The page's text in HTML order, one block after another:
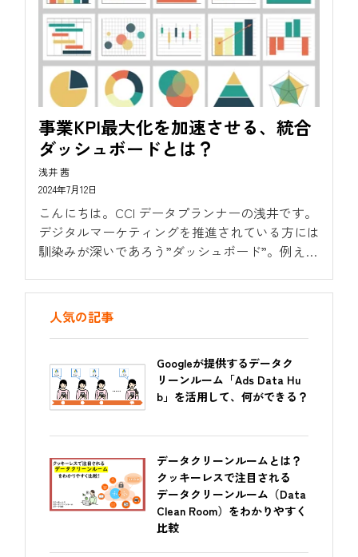
事業KPI最大化を加速させる、統合
ダッシュボードとは？
浅井 茜
2024年7月12日
こんにちは。CCI データプランナーの浅井です。
デジタルマーケティングを推進されている方には
馴染みが深いであろう”ダッシュボード”。例え
イトの来訪状況の把握・・など様々な場面でご活
用されているでしょう。...
人気の記事
Googleが提供するデータク
リーンルーム「Ads Data Hu
b」を活用して、何ができる？
データクリーンルームとは？
クッキーレスで注目される
データクリーンルーム（Data
Clean Room）をわかりやすく
比較